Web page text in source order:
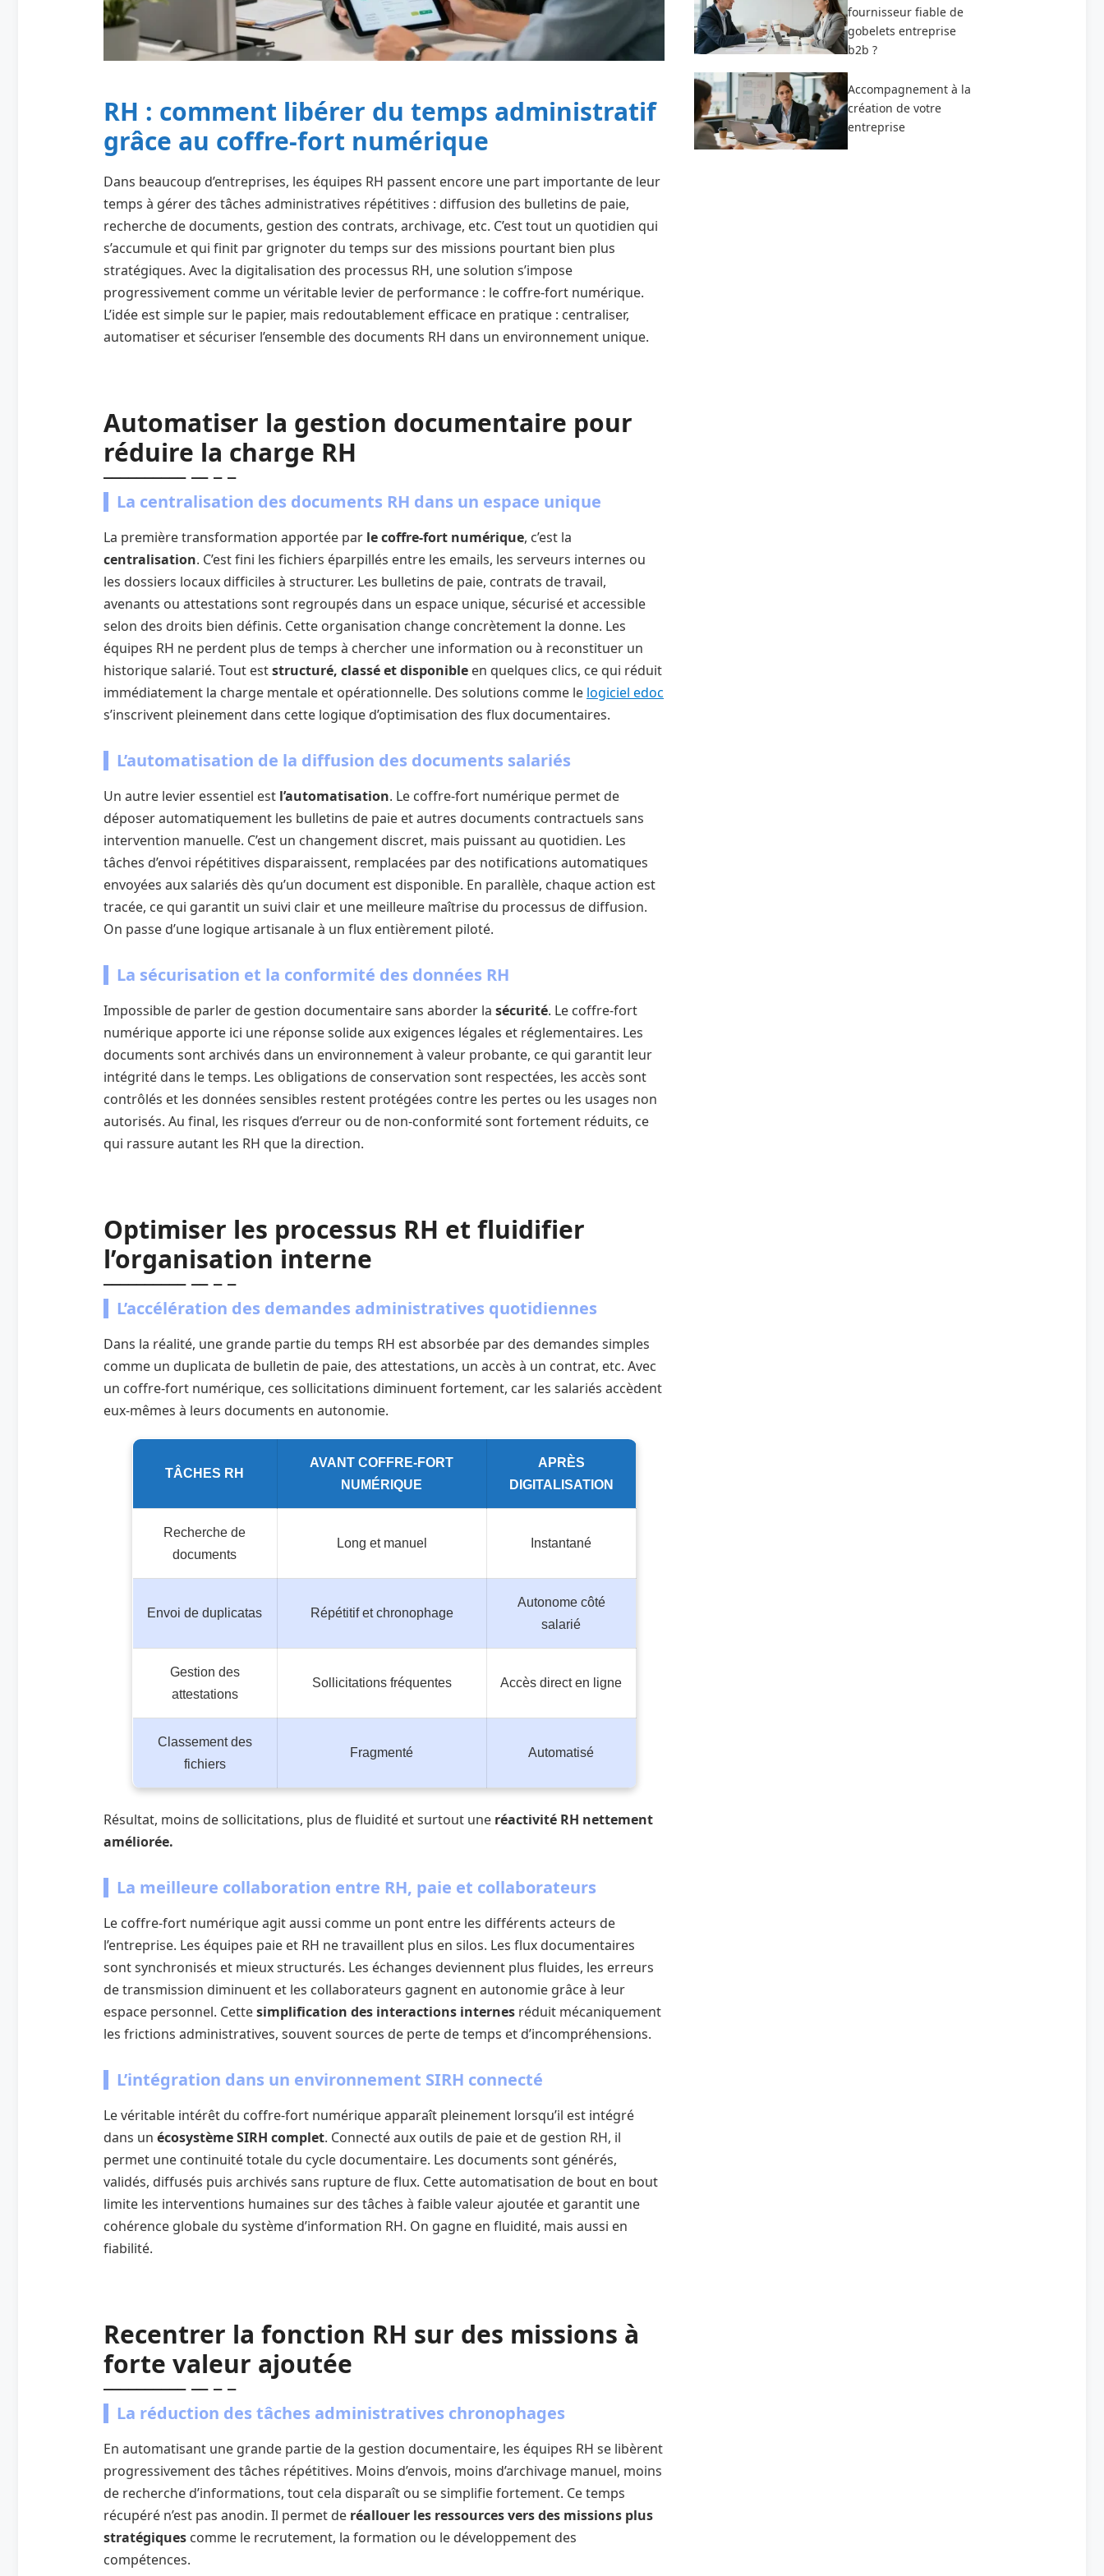
RH : comment libérer du temps administratif
grâce au coffre-fort numérique
Dans beaucoup d’entreprises, les équipes RH passent encore une part importante de leur
temps à gérer des tâches administratives répétitives : diffusion des bulletins de paie,
recherche de documents, gestion des contrats, archivage, etc. C’est tout un quotidien qui
s’accumule et qui finit par grignoter du temps sur des missions pourtant bien plus
stratégiques. Avec la digitalisation des processus RH, une solution s’impose
progressivement comme un véritable levier de performance : le coffre-fort numérique.
L’idée est simple sur le papier, mais redoutablement efficace en pratique : centraliser,
automatiser et sécuriser l’ensemble des documents RH dans un environnement unique.
Automatiser la gestion documentaire pour
réduire la charge RH
La centralisation des documents RH dans un espace unique
La première transformation apportée par le coffre-fort numérique, c’est la
centralisation. C’est fini les fichiers éparpillés entre les emails, les serveurs internes ou
les dossiers locaux difficiles à structurer. Les bulletins de paie, contrats de travail,
avenants ou attestations sont regroupés dans un espace unique, sécurisé et accessible
selon des droits bien définis. Cette organisation change concrètement la donne. Les
équipes RH ne perdent plus de temps à chercher une information ou à reconstituer un
historique salarié. Tout eststructuré, classé et disponible en quelques clics, ce qui réduit
immédiatement la charge mentale et opérationnelle. Des solutions comme le logiciel edoc
s’inscrivent pleinement dans cette logique d’optimisation des flux documentaires.
L’automatisation de la diffusion des documents salariés
Un autre levier essentiel est l’automatisation. Le coffre-fort numérique permet de
déposer automatiquement les bulletins de paie et autres documents contractuels sans
intervention manuelle. C’est un changement discret, mais puissant au quotidien. Les
tâches d’envoi répétitives disparaissent, remplacées par des notifications automatiques
envoyées aux salariés dès qu’un document est disponible. En parallèle, chaque action est
tracée, ce qui garantit un suivi clair et une meilleure maîtrise du processus de diffusion.
On passe d’une logique artisanale à un flux entièrement piloté.
La sécurisation et la conformité des données RH
Impossible de parler de gestion documentaire sans aborder la sécurité. Le coffre-fort
numérique apporte ici une réponse solide aux exigences légales et réglementaires. Les
documents sont archivés dans un environnement à valeur probante, ce qui garantit leur
intégrité dans le temps. Les obligations de conservation sont respectées, les accès sont
contrôlés et les données sensibles restent protégées contre les pertes ou les usages non
autorisés. Au final, les risques d’erreur ou de non-conformité sont fortement réduits, ce
qui rassure autant les RH que la direction.
Optimiser les processus RH et fluidifier
l’organisation interne
L’accélération des demandes administratives quotidiennes
Dans la réalité, une grande partie du temps RH est absorbée par des demandes simples
comme un duplicata de bulletin de paie, des attestations, un accès à un contrat, etc. Avec
un coffre-fort numérique, ces sollicitations diminuent fortement, car les salariés accèdent
eux-mêmes à leurs documents en autonomie.
TÂCHES RH
AVANT COFFRE-FORT
NUMÉRIQUE
APRÈS
DIGITALISATION
Recherche de
documents
Long et manuel Instantané
Envoi de duplicatas Répétitif et chronophage
Autonome côté
salarié
Gestion des
attestations
Sollicitations fréquentes Accès direct en ligne
Classement des
fichiers
Fragmenté Automatisé
Résultat, moins de sollicitations, plus de fluidité et surtout une réactivité RH nettement
améliorée.
La meilleure collaboration entre RH, paie et collaborateurs
Le coffre-fort numérique agit aussi comme un pont entre les différents acteurs de
l’entreprise. Les équipes paie et RH ne travaillent plus en silos. Les flux documentaires
sont synchronisés et mieux structurés. Les échanges deviennent plus fluides, les erreurs
de transmission diminuent et les collaborateurs gagnent en autonomie grâce à leur
espace personnel. Cettesimplification des interactions internes réduit mécaniquement
les frictions administratives, souvent sources de perte de temps et d’incompréhensions.
L’intégration dans un environnement SIRH connecté
Le véritable intérêt du coffre-fort numérique apparaît pleinement lorsqu’il est intégré
dans un écosystème SIRH complet. Connecté aux outils de paie et de gestion RH, il
permet une continuité totale du cycle documentaire. Les documents sont générés,
validés, diffusés puis archivés sans rupture de flux. Cette automatisation de bout en bout
limite les interventions humaines sur des tâches à faible valeur ajoutée et garantit une
cohérence globale du système d’information RH. On gagne en fluidité, mais aussi en
fiabilité.
Recentrer la fonction RH sur des missions à
forte valeur ajoutée
La réduction des tâches administratives chronophages
En automatisant une grande partie de la gestion documentaire, les équipes RH se libèrent
progressivement des tâches répétitives. Moins d’envois, moins d’archivage manuel, moins
de recherche d’informations, tout cela disparaît ou se simplifie fortement. Ce temps
récupéré n’est pas anodin. Il permet de réallouer les ressources vers des missions plus
stratégiques comme le recrutement, la formation ou le développement des
compétences.
fournisseur fiable de
gobelets entreprise
b2b ?
Accompagnement à la
création de votre
entreprise